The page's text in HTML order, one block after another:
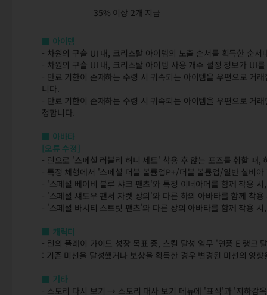
35% 이상 2개 지급
■ 아이템
- 차원의 구슬 UI 내, 크리스탈 아이템의 노출 순서를 획득한 순서
- 차원의 구슬 UI 내, 크리스탈 아이템 사용 개수 설정 정보가 UI
- 만료 기한이 존재하는 수령 시 귀속되는 아이템을 우편으로 거
니다.
- 만료 기한이 존재하는 수령 시 귀속되는 아이템을 우편으로 거
정합니다.
■ 아바타
[오류 수정]
- 린으로 '스페셜 러블리 허니 세트' 착용 후 앉는 포즈를 취할 때,
- 특정 체형에서 '스페셜 더블 볼륨업P+/더블 볼륨업/일반 실비
- '스페셜 베이비 블루 샤크 팬츠'와 특정 이너아머를 함께 착용
- '스페셜 섀도우 팬서 자켓 상의'와 다른 하의 아바타를 함께 착
- '스페셜 바시티 스트릿 팬츠'와 다른 상의 아바타를 함께 착용
■ 캐릭터
- 린의 플레이 가이드 성장 목표 중, 스킬 달성 임무 '연풍 E 랭크
: 기존 미션을 달성했거나 보상을 획득한 경우 변경된 미션의 영
■ 기타
- 스토리 다시 보기 → 스토리 대사 보기 메뉴에 '표식'과 '지하감